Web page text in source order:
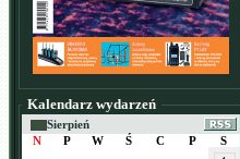
Kalendarz wydarzeń
Sierpień
N
P W Ś C P S